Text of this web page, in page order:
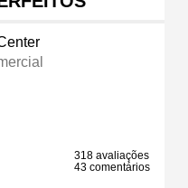
318 avaliações
43 comentários